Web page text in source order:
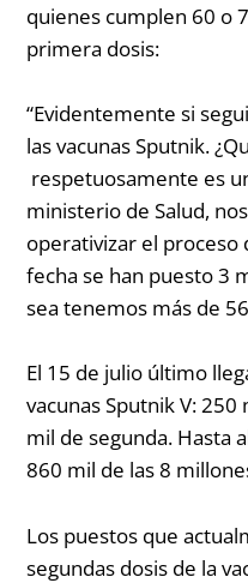
quienes cumplen 60 o
primera dosis:
“Evidentemente si
las vacunas Sputnik.
respetuosamente es
ministerio de Salud,
operativizar el proceso
fecha se han puesto 3
sea tenemos más de
El 15 de julio último
vacunas Sputnik V:
mil de segunda. Hasta
860 mil de las 8
Los puestos que
segundas dosis de la